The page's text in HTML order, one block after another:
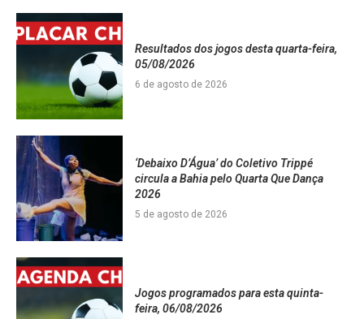
Resultados dos jogos desta quarta-feira,
05/08/2026
6 de agosto de 2026
‘Debaixo D’Água’ do Coletivo Trippé
circula a Bahia pelo Quarta Que Dança
2026
5 de agosto de 2026
Jogos programados para esta quinta-
feira, 06/08/2026